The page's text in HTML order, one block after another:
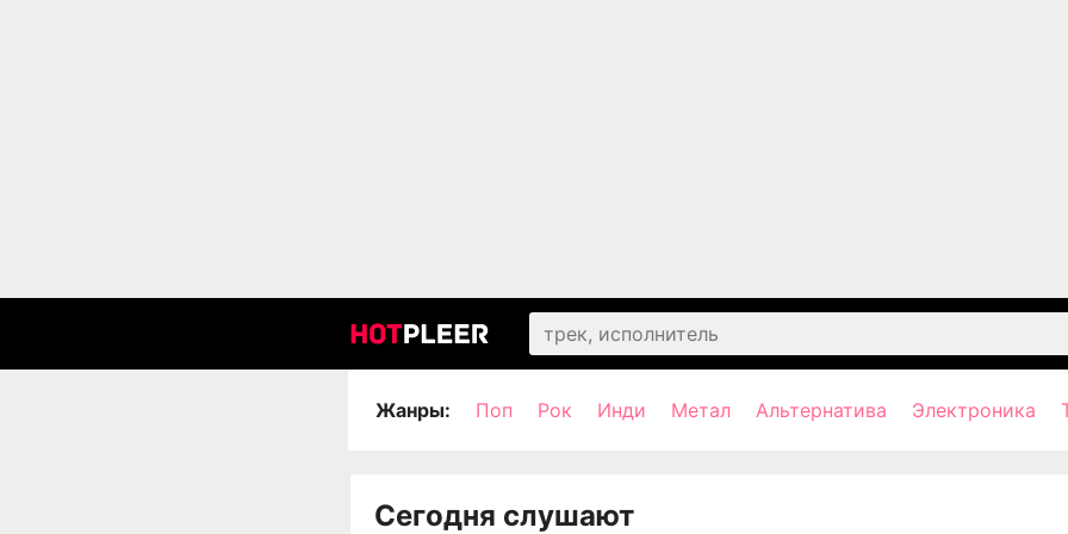
Жанры: Поп Рок Инди Метал Альтернатива Электроника
Сегодня слушают